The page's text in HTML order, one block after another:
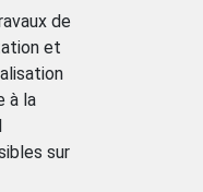
de
et
à la
sur